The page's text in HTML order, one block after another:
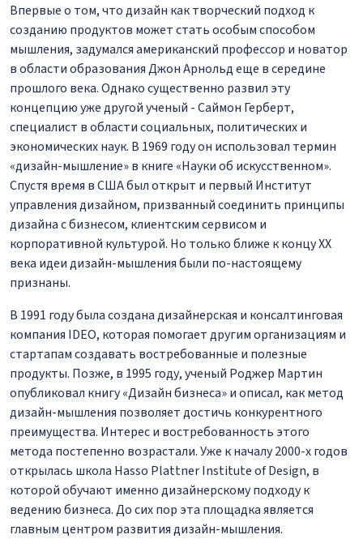
Впервые о том, что дизайн как творческий подход к
созданию продуктов может стать особым способом
мышления, задумался американский профессор и новатор
в области образования Джон Арнольд еще в середине
прошлого века. Однако существенно развил эту
концепцию уже другой ученый - Саймон Герберт,
специалист в области социальных, политических и
экономических наук. В 1969 году он использовал термин
«дизайн-мышление» в книге «Науки об искусственном».
Спустя время в США был открыт и первый Институт
управления дизайном, призванный соединить принципы
дизайна с бизнесом, клиентским сервисом и
корпоративной культурой. Но только ближе к концу XX
века идеи дизайн-мышления были по-настоящему
признаны.
В 1991 году была создана дизайнерская и консалтинговая
компания IDEO, которая помогает другим организациям и
стартапам создавать востребованные и полезные
продукты. Позже, в 1995 году, ученый Роджер Мартин
опубликовал книгу «Дизайн бизнеса» и описал, как метод
дизайн-мышления позволяет достичь конкурентного
преимущества. Интерес и востребованность этого
метода постепенно возрастали. Уже к началу 2000-х годов
открылась школа Hasso Plattner Institute of Design, в
которой обучают именно дизайнерскому подходу к
ведению бизнеса. До сих пор эта площадка является
главным центром развития дизайн-мышления.